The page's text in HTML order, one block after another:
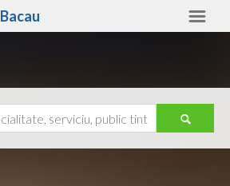
Bacau
Ajutor